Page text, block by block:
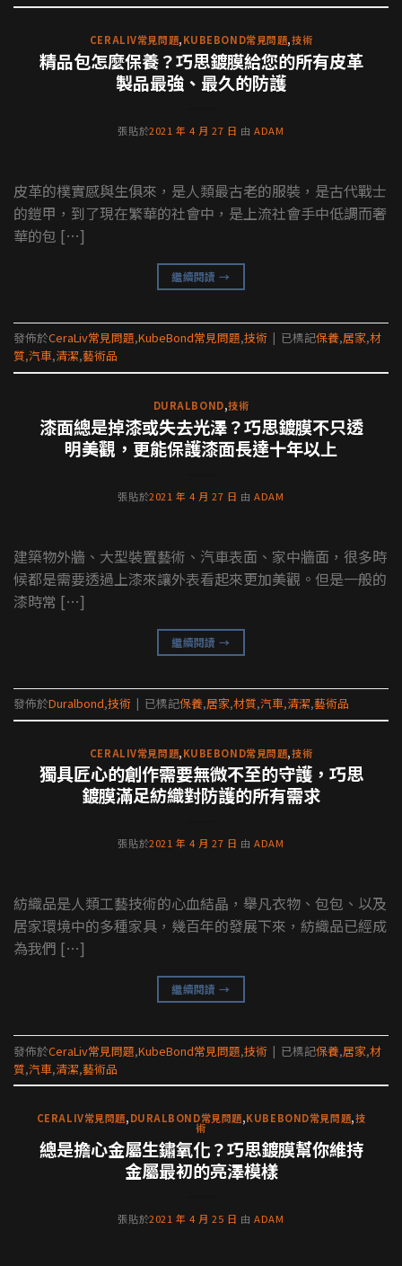
CERALIV常見問題,KUBEBOND常見問題,技術
精品包怎麼保養？巧思鍍膜給您的所有皮革
製品最強、最久的防護
張貼於2021 年 4 月 27 日 由ADAM
皮革的樸實感與生俱來，是人類最古老的服裝，是古代戰士
的鎧甲，到了現在繁華的社會中，是上流社會手中低調而奢
華的包 […]
繼續閱讀→
發佈於CeraLiv常見問題,KubeBond常見問題,技術 | 已標記保養,居家,材
質,汽車,清潔,藝術品
DURALBOND,技術
漆面總是掉漆或失去光澤？巧思鍍膜不只透
明美觀，更能保護漆面長達十年以上
張貼於2021 年 4 月 27 日 由ADAM
建築物外牆、大型裝置藝術、汽車表面、家中牆面，很多時
候都是需要透過上漆來讓外表看起來更加美觀。但是一般的
漆時常 […]
繼續閱讀→
發佈於Duralbond,技術 | 已標記保養,居家,材質,汽車,清潔,藝術品
CERALIV常見問題,KUBEBOND常見問題,技術
獨具匠心的創作需要無微不至的守護，巧思
鍍膜滿足紡織對防護的所有需求
張貼於2021 年 4 月 27 日 由ADAM
紡織品是人類工藝技術的心血結晶，舉凡衣物、包包、以及
居家環境中的多種家具，幾百年的發展下來，紡織品已經成
為我們 […]
繼續閱讀→
發佈於CeraLiv常見問題,KubeBond常見問題,技術 | 已標記保養,居家,材
質,汽車,清潔,藝術品
CERALIV常見問題,DURALBOND常見問題,KUBEBOND常見問題,技
術
總是擔心金屬生鏽氧化？巧思鍍膜幫你維持
金屬最初的亮澤模樣
張貼於2021 年 4 月 25 日 由ADAM